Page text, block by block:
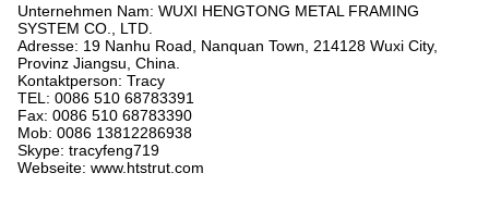
Unternehmen Nam: WUXI HENGTONG METAL FRAMING
SYSTEM CO., LTD.
Adresse: 19 Nanhu Road, Nanquan Town, 214128 Wuxi City,
Provinz Jiangsu, China.
Kontaktperson: Tracy
TEL: 0086 510 68783391
Fax: 0086 510 68783390
Mob: 0086 13812286938
Skype: tracyfeng719
Webseite: www.htstrut.com